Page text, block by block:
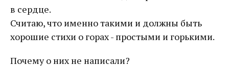
в сердце.
Считаю, что именно такими и должны быть
хорошие стихи о горах - простыми и горькими.
Почему о них не написали?